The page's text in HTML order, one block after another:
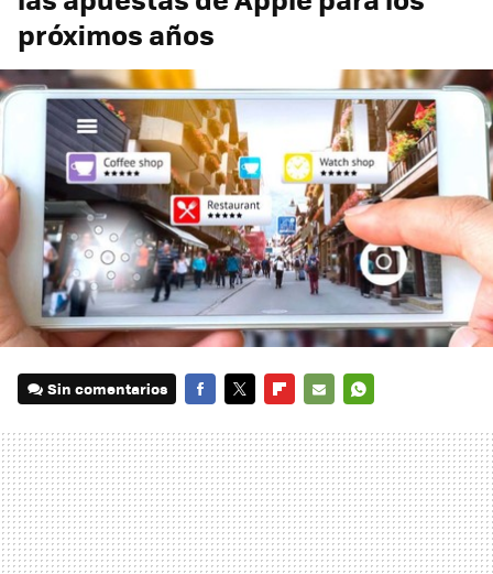
próximos años
Sin comentarios
MAIL